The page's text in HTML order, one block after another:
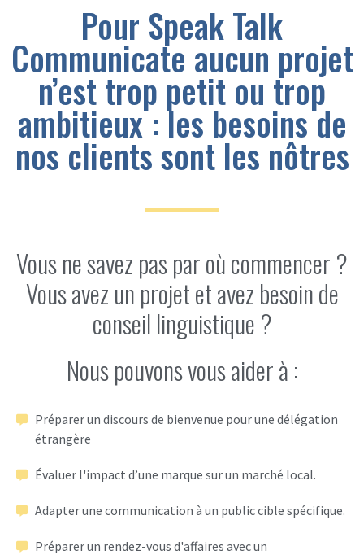
Pour Speak Talk
Communicate aucun projet
n’est trop petit ou trop
ambitieux : les besoins de
nos clients sont les nôtres
Vous ne savez pas par où commencer ?
Vous avez un projet et avez besoin de
conseil linguistique ?
Nous pouvons vous aider à :
Préparer un discours de bienvenue pour une délégation
étrangère
Évaluer l'impact d’une marque sur un marché local.
Adapter une communication à un public cible spécifique.
Préparer un rendez-vous d'affaires avec un